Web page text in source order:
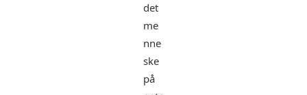
det
me
nne
ske
på